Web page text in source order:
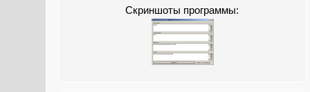
Скриншоты программы: